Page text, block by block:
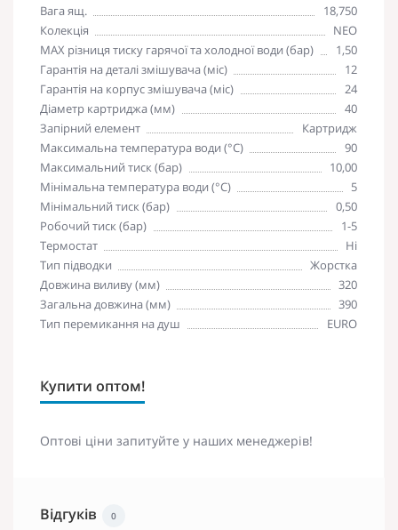
Вага ящ.
18,750
Колекція
NEO
MAX різниця тиску гарячої та холодної води (бар)
1,50
Гарантія на деталі змішувача (міс)
12
Гарантія на корпус змішувача (міс)
24
Діаметр картриджа (мм)
40
Запірний елемент
Картридж
Максимальна температура води (°C)
90
Максимальний тиск (бар)
10,00
Мінімальна температура води (°C)
5
Мінімальний тиск (бар)
0,50
Робочий тиск (бар)
1-5
Термостат
Ні
Тип підводки
Жорстка
Довжина виливу (мм)
320
Загальна довжина (мм)
390
Тип перемикання на душ
EURO
Купити оптом!
Оптові ціни запитуйте у наших менеджерів!
Відгуків 0